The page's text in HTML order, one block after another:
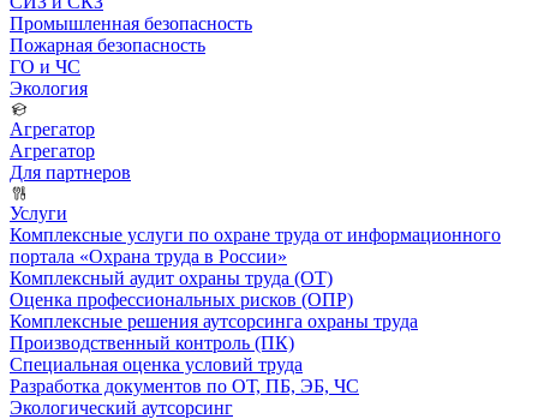
Промышленная безопасность
Пожарная безопасность
ГО и ЧС
Экология
Агрегатор
Агрегатор
Для партнеров
Услуги
Комплексные услуги по охране труда от информационного
портала «Охрана труда в России»
Комплексный аудит охраны труда (ОТ)
Оценка профессиональных рисков (ОПР)
Комплексные решения аутсорсинга охраны труда
Производственный контроль (ПК)
Специальная оценка условий труда
Разработка документов по ОТ, ПБ, ЭБ, ЧС
Экологический аутсорсинг